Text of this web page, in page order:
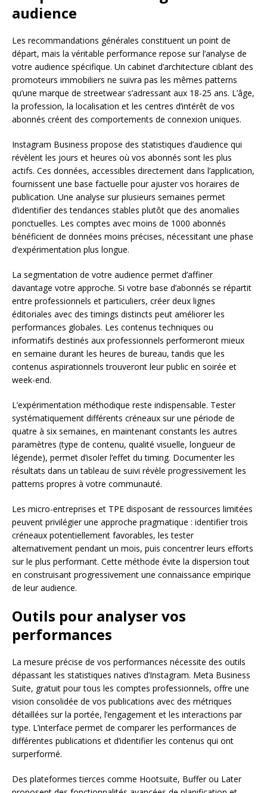
audience
Les recommandations générales constituent un point de
départ, mais la véritable performance repose sur l’analyse de
votre audience spécifique. Un cabinet d’architecture ciblant des
promoteurs immobiliers ne suivra pas les mêmes patterns
qu’une marque de streetwear s’adressant aux 18-25 ans. L’âge,
la profession, la localisation et les centres d’intérêt de vos
abonnés créent des comportements de connexion uniques.
Instagram Business propose des statistiques d’audience qui
révèlent les jours et heures où vos abonnés sont les plus
actifs. Ces données, accessibles directement dans l’application,
fournissent une base factuelle pour ajuster vos horaires de
publication. Une analyse sur plusieurs semaines permet
d’identifier des tendances stables plutôt que des anomalies
ponctuelles. Les comptes avec moins de 1000 abonnés
bénéficient de données moins précises, nécessitant une phase
d’expérimentation plus longue.
La segmentation de votre audience permet d’affiner
davantage votre approche. Si votre base d’abonnés se répartit
entre professionnels et particuliers, créer deux lignes
éditoriales avec des timings distincts peut améliorer les
performances globales. Les contenus techniques ou
informatifs destinés aux professionnels performeront mieux
en semaine durant les heures de bureau, tandis que les
contenus aspirationnels trouveront leur public en soirée et
week-end.
L’expérimentation méthodique reste indispensable. Tester
systématiquement différents créneaux sur une période de
quatre à six semaines, en maintenant constants les autres
paramètres (type de contenu, qualité visuelle, longueur de
légende), permet d’isoler l’effet du timing. Documenter les
résultats dans un tableau de suivi révèle progressivement les
patterns propres à votre communauté.
Les micro-entreprises et TPE disposant de ressources limitées
peuvent privilégier une approche pragmatique : identifier trois
créneaux potentiellement favorables, les tester
alternativement pendant un mois, puis concentrer leurs efforts
sur le plus performant. Cette méthode évite la dispersion tout
en construisant progressivement une connaissance empirique
de leur audience.
Outils pour analyser vos
performances
La mesure précise de vos performances nécessite des outils
dépassant les statistiques natives d’Instagram. Meta Business
Suite, gratuit pour tous les comptes professionnels, offre une
vision consolidée de vos publications avec des métriques
détaillées sur la portée, l’engagement et les interactions par
type. L’interface permet de comparer les performances de
différentes publications et d’identifier les contenus qui ont
surperformé.
Des plateformes tierces comme Hootsuite, Buffer ou Later